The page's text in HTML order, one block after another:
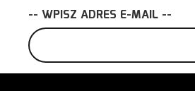
-- WPISZ ADRES E-MAIL --